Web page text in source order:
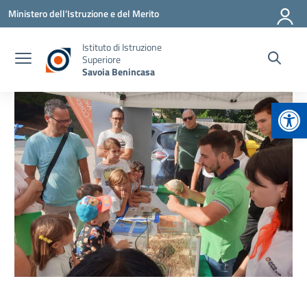
Vai ai contenuti
Vai al menu di navigazione
Vai al footer
Ministero dell'Istruzione e del Merito
Istituto di Istruzione
Superiore
Savoia Benincasa